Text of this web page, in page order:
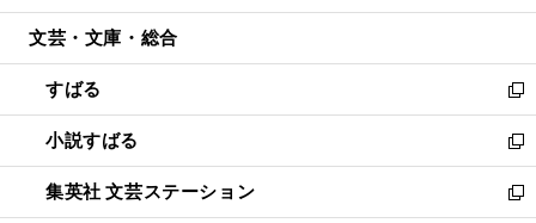
開
ウ
開
く
ン
ウ
で
開
く
ウ
ン
ド
ウ
で
開
く
文芸・文庫・総合
すばる
新
し
い
ウ
ィ
小説すばる
新
し
い
集英社 文芸ステーション
新